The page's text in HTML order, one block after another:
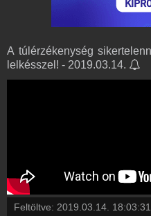
A túlérzékenység
lelkésszel! - 2019.03.14.
Feltöltve: 2019.03.14. 18:03:31